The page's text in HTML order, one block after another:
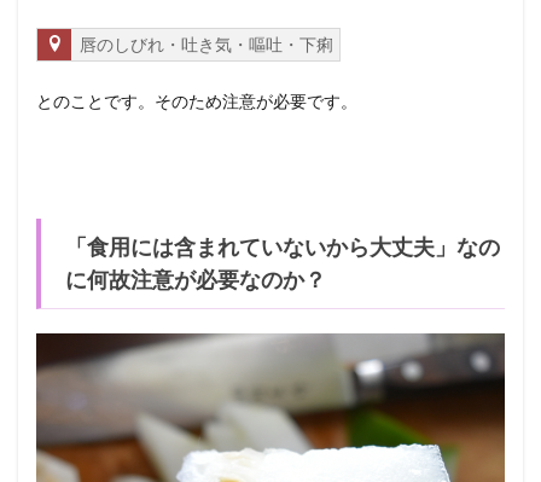
唇のしびれ・吐き気・嘔吐・下痢
とのことです。そのため注意が必要です。
「食用には含まれていないから大丈夫」なの
に何故注意が必要なのか？